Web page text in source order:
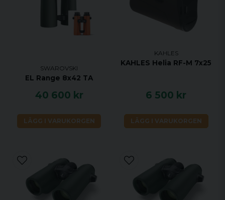
SWAROVSKI
EL Range 8x42 TA
40 600 kr
LÄGG I VARUKORGEN
KAHLES
KAHLES Helia RF-M 7x25
6 500 kr
LÄGG I VARUKORGEN